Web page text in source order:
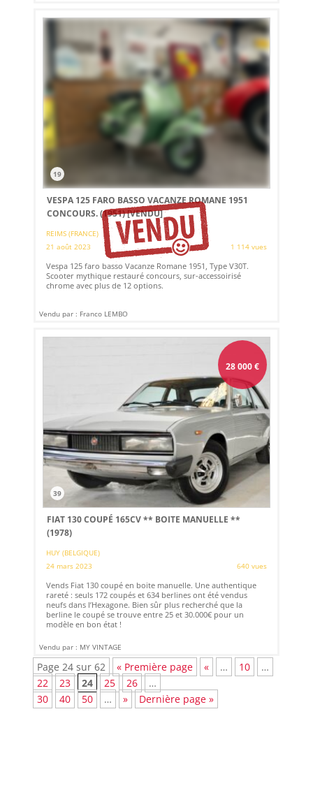
19
VESPA 125 FARO BASSO VACANZE ROMANE 1951
CONCOURS. (1951)[VENDU]
REIMS (FRANCE)
21 août 2023
1 114 vues
Vespa 125 faro basso Vacanze Romane 1951, Type V30T.
Scooter mythique restauré concours, sur-accessoirisé
chrome avec plus de 12 options.
Vendu par : Franco LEMBO
28 000€
39
FIAT 130 COUPÉ 165CV ** BOITE MANUELLE **
(1978)
HUY (BELGIQUE)
24 mars 2023
640 vues
Vends Fiat 130 coupé en boite manuelle. Une authentique
rareté : seuls 172 coupés et 634 berlines ont été vendus
neufs dans l’Hexagone. Bien sûr plus recherché que la
berline le coupé se trouve entre 25 et 30.000€ pour un
modèle en bon état !
Vendu par : MY VINTAGE
Page 24 sur 62 « Première page « … 10
…
22
23 24 25 26
…
30
40 50 … » Dernière page »